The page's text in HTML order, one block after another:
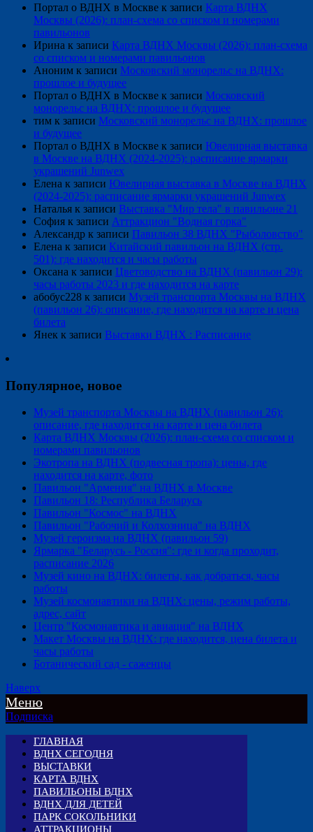
Портал о ВДНХ в Москве к записи Карта ВДНХ
Москвы (2026): план-схема со списком и номерами
павильонов
Ирина к записи Карта ВДНХ Москвы (2026): план-схема
со списком и номерами павильонов
Аноним к записи Московский монорельс на ВДНХ:
прошлое и будущее
Портал о ВДНХ в Москве к записи Московский
монорельс на ВДНХ: прошлое и будущее
тим к записи Московский монорельс на ВДНХ: прошлое
и будущее
Портал о ВДНХ в Москве к записи Ювелирная выставка
в Москве на ВДНХ (2024-2025): расписание ярмарки
украшений Junwex
Елена к записи Ювелирная выставка в Москве на ВДНХ
(2024-2025): расписание ярмарки украшений Junwex
Наталья к записи Выставка "Мир тела" в павильоне 21
София к записи Аттракцион "Водная горка"
Александр к записи Павильон 38 ВДНХ "Рыболовство"
Елена к записи Китайский павильон на ВДНХ (стр.
501): где находится и часы работы
Оксана к записи Цветоводство на ВДНХ (павильон 29):
часы работы 2023 и где находится на карте
абобус228 к записи Музей транспорта Москвы на ВДНХ
(павильон 26): описание, где находится на карте и цена
билета
Янек к записи Выставки ВДНХ : Расписание
Популярное, новое
Музей транспорта Москвы на ВДНХ (павильон 26):
описание, где находится на карте и цена билета
Карта ВДНХ Москвы (2026): план-схема со списком и
номерами павильонов
Экотропа на ВДНХ (подвесная тропа): цены, где
находится на карте, фото
Павильон "Армения" на ВДНХ в Москве
Павильон 18: Республика Беларусь
Павильон "Космос" на ВДНХ
Павильон "Рабочий и Колхозница" на ВДНХ
Музей героизма на ВДНХ (павильон 59)
Ярмарка "Беларусь - Россия": где и когда проходит,
расписание 2026
Музей кино на ВДНХ: билеты, как добраться, часы
работы
Музей космонавтики на ВДНХ: цены, режим работы,
адрес, сайт
Центр "Космонавтика и авиация" на ВДНХ
Макет Москвы на ВДНХ: где находится, цена билета и
часы работы
Ботанический сад - саженцы
Наверх
Меню
Подписка
ГЛАВНАЯ
ВДНХ СЕГОДНЯ
ВЫСТАВКИ
КАРТА ВДНХ
ПАВИЛЬОНЫ ВДНХ
ВДНХ ДЛЯ ДЕТЕЙ
ПАРК СОКОЛЬНИКИ
АТТРАКЦИОНЫ